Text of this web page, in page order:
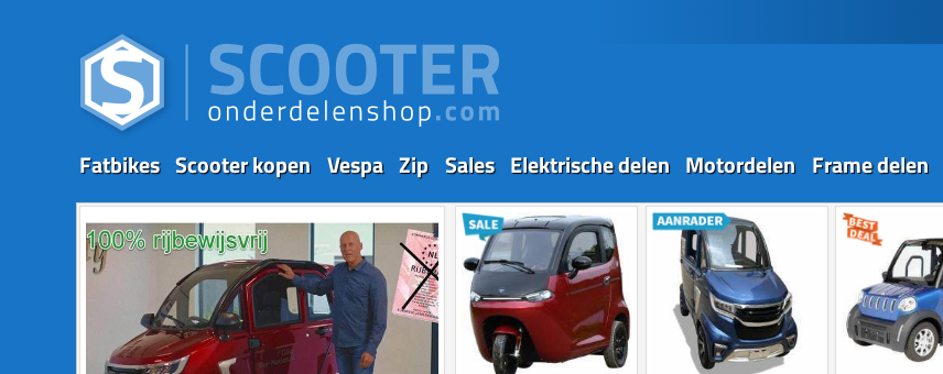
Fatbikes Scooter kopen Vespa Zip Sales Elektrische delen Motordelen Frame delen